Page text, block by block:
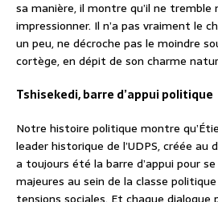
sa manière, il montre qu’il ne tremble
impressionner. Il n’a pas vraiment le
un peu, ne décroche pas le moindre
cortège, en dépit de son charme
Tshisekedi, barre d’appui politique
Notre histoire politique montre
leader historique de l’UDPS, créée au
a toujours été la barre d’appui pour
majeures au sein de la classe